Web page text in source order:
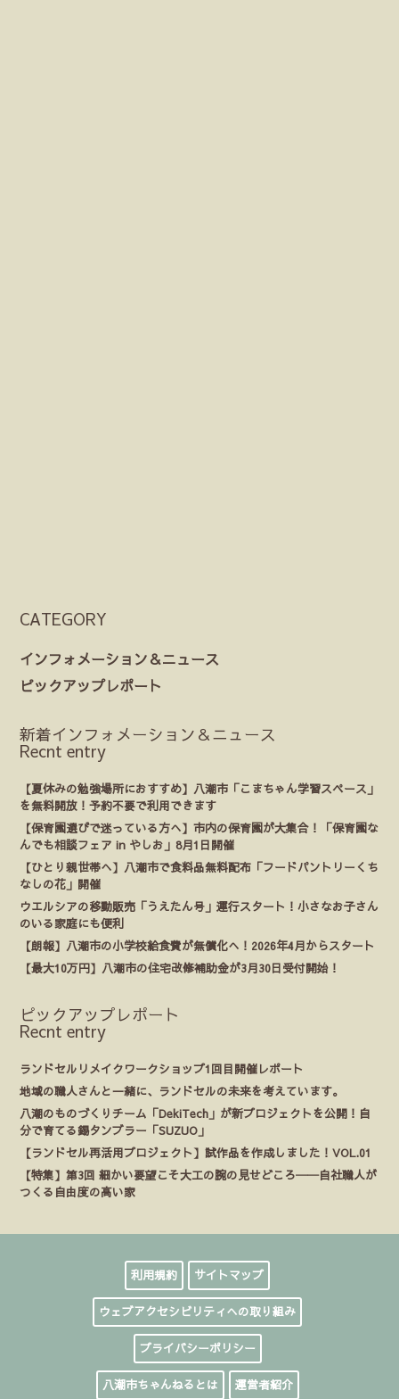
CATEGORY
インフォメーション＆ニュース
ピックアップレポート
新着インフォメーション＆ニュース
Recnt entry
【夏休みの勉強場所におすすめ】八潮市「こまちゃん学習スペース」
を無料開放！予約不要で利用できます
【保育園選びで迷っている方へ】市内の保育園が大集合！「保育園な
んでも相談フェア in やしお」8月1日開催
【ひとり親世帯へ】八潮市で食料品無料配布「フードパントリーくち
なしの花」開催
ウエルシアの移動販売「うえたん号」運行スタート！小さなお子さん
のいる家庭にも便利
【朗報】八潮市の小学校給食費が無償化へ！2026年4月からスタート
【最大10万円】八潮市の住宅改修補助金が3月30日受付開始！
ピックアップレポート
Recnt entry
ランドセルリメイクワークショップ1回目開催レポート
地域の職人さんと一緒に、ランドセルの未来を考えています。
八潮のものづくりチーム「DekiTech」が新プロジェクトを公開！自
分で育てる錫タンブラー「SUZUO」
【ランドセル再活用プロジェクト】試作品を作成しました！VOL.01
【特集】第3回 細かい要望こそ大工の腕の見せどころ──自社職人が
つくる自由度の高い家
利用規約 サイトマップ
ウェブアクセシビリティへの取り組み
プライバシーポリシー
八潮市ちゃんねるとは 運営者紹介